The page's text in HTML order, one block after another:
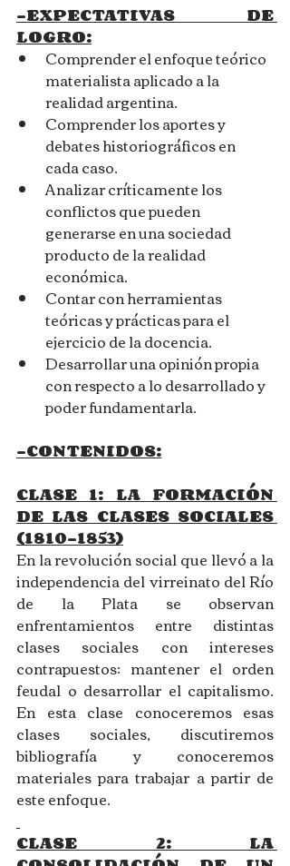
-EXPECTATIVAS DE
LOGRO:
Comprender el enfoque teórico
materialista aplicado a la
realidad argentina.
Comprender los aportes y
debates historiográficos en
cada caso.
Analizar críticamente los
conflictos que pueden
generarse en una sociedad
producto de la realidad
económica.
Contar con herramientas
teóricas y prácticas para el
ejercicio de la docencia.
Desarrollar una opinión propia
con respecto a lo desarrollado y
poder fundamentarla.
-CONTENIDOS:
CLASE 1: LA FORMACIÓN
DE LAS CLASES SOCIALES
(1810-1853)
En la revolución social que llevó a la
independencia del virreinato del Río
de la Plata se observan
enfrentamientos entre distintas
clases sociales con intereses
contrapuestos: mantener el orden
feudal o desarrollar el capitalismo.
En esta clase conoceremos esas
clases sociales, discutiremos
bibliografía y conoceremos
materiales para trabajar a partir de
este enfoque.
CLASE 2: LA